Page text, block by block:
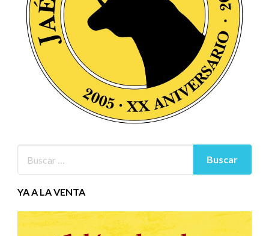
YA A LA VENTA